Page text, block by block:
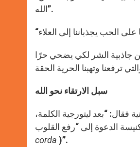
الله”.
جاذبية الشر لكي يضحي حرًا
سبل الارتقاء نحو الله
فقال: “بعد ليتورجية الكلمة،
corda )”.